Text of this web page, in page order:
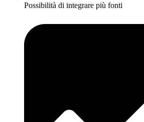
Possibilità di integrare più fonti